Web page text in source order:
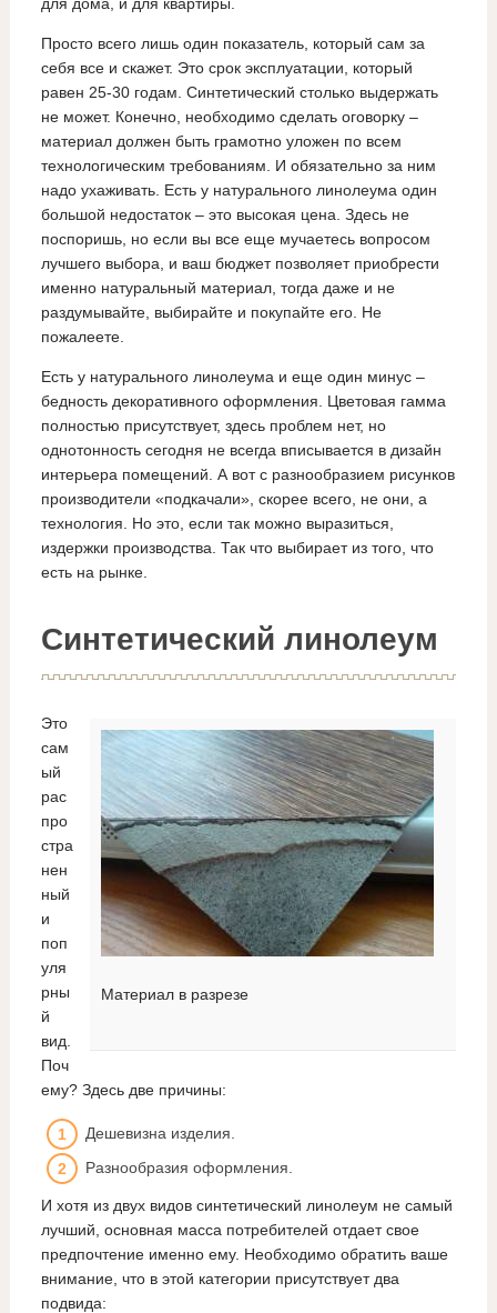
Просто всего лишь один показатель, который сам за
себя все и скажет. Это срок эксплуатации, который
равен 25-30 годам. Синтетический столько выдержать
не может. Конечно, необходимо сделать оговорку –
материал должен быть грамотно уложен по всем
технологическим требованиям. И обязательно за ним
надо ухаживать. Есть у натурального линолеума один
большой недостаток – это высокая цена. Здесь не
поспоришь, но если вы все еще мучаетесь вопросом
лучшего выбора, и ваш бюджет позволяет приобрести
именно натуральный материал, тогда даже и не
раздумывайте, выбирайте и покупайте его. Не
пожалеете.
Есть у натурального линолеума и еще один минус –
бедность декоративного оформления. Цветовая гамма
полностью присутствует, здесь проблем нет, но
однотонность сегодня не всегда вписывается в дизайн
интерьера помещений. А вот с разнообразием рисунков
производители «подкачали», скорее всего, не они, а
технология. Но это, если так можно выразиться,
издержки производства. Так что выбирает из того, что
есть на рынке.
Синтетический линолеум
Материал в разрезе
Это
сам
ый
рас
про
стра
нен
ный
и
поп
уля
рны
й
вид.
Поч
ему? Здесь две причины:
Дешевизна изделия.
Разнообразия оформления.
И хотя из двух видов синтетический линолеум не самый
лучший, основная масса потребителей отдает свое
предпочтение именно ему. Необходимо обратить ваше
внимание, что в этой категории присутствует два
подвида: